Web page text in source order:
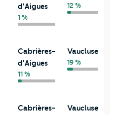
d'Aigues
1 %
12 %
Cabrières-
d'Aigues
11 %
Vaucluse
19 %
Cabrières-
Vaucluse